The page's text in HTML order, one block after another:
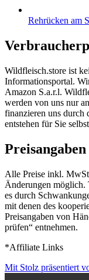
Rehrücken am
Wildfleisch.store ist
Informationsportal.
Amazon S.a.r.l.
werden von uns nur
finanzieren uns
entstehen für Sie
Preisangaben
Alle Preise inkl.
Änderungen möglich.
es durch
mit denen des
Preisangaben von
prüfen“ entnehmen.
*Affiliate Links
Mit Stolz präsentiert